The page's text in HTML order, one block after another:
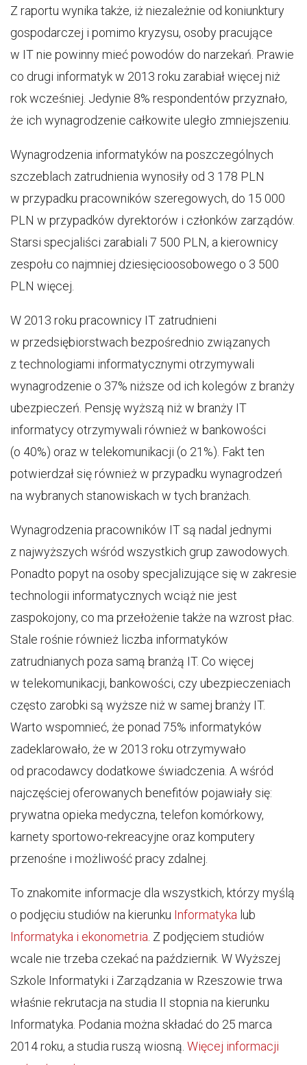
Z raportu wynika także, iż niezależnie od koniunktury
gospodarczej i pomimo kryzysu, osoby pracujące
w IT nie powinny mieć powodów do narzekań. Prawie
co drugi informatyk w 2013 roku zarabiał więcej niż
rok wcześniej. Jedynie 8% respondentów przyznało,
że ich wynagrodzenie całkowite uległo zmniejszeniu.
Wynagrodzenia informatyków na poszczególnych
szczeblach zatrudnienia wynosiły od 3 178 PLN
w przypadku pracowników szeregowych, do 15 000
PLN w przypadków dyrektorów i członków zarządów.
Starsi specjaliści zarabiali 7 500 PLN, a kierownicy
zespołu co najmniej dziesięcioosobowego o 3 500
PLN więcej.
W 2013 roku pracownicy IT zatrudnieni
w przedsiębiorstwach bezpośrednio związanych
z technologiami informatycznymi otrzymywali
wynagrodzenie o 37% niższe od ich kolegów z branży
ubezpieczeń. Pensję wyższą niż w branży IT
informatycy otrzymywali również w bankowości
(o 40%) oraz w telekomunikacji (o 21%). Fakt ten
potwierdzał się również w przypadku wynagrodzeń
na wybranych stanowiskach w tych branżach.
Wynagrodzenia pracowników IT są nadal jednymi
z najwyższych wśród wszystkich grup zawodowych.
Ponadto popyt na osoby specjalizujące się w zakresie
technologii informatycznych wciąż nie jest
zaspokojony, co ma przełożenie także na wzrost płac.
Stale rośnie również liczba informatyków
zatrudnianych poza samą branżą IT. Co więcej
w telekomunikacji, bankowości, czy ubezpieczeniach
często zarobki są wyższe niż w samej branży IT.
Warto wspomnieć, że ponad 75% informatyków
zadeklarowało, że w 2013 roku otrzymywało
od pracodawcy dodatkowe świadczenia. A wśród
najczęściej oferowanych benefitów pojawiały się:
prywatna opieka medyczna, telefon komórkowy,
karnety sportowo-rekreacyjne oraz komputery
przenośne i możliwość pracy zdalnej.
To znakomite informacje dla wszystkich, którzy myślą
o podjęciu studiów na kierunku Informatyka lub
Informatyka i ekonometria . Z podjęciem studiów
wcale nie trzeba czekać na październik. W Wyższej
Szkole Informatyki i Zarządzania w Rzeszowie trwa
właśnie rekrutacja na studia II stopnia na kierunku
Informatyka. Podania można składać do 25 marca
2014 roku, a studia ruszą wiosną. Więcej informacji